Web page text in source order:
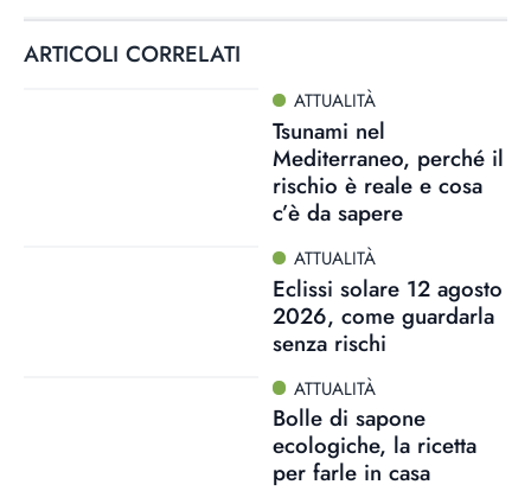
ARTICOLI CORRELATI
ATTUALITÀ
Tsunami nel
Mediterraneo, perché il
rischio è reale e cosa
c’è da sapere
ATTUALITÀ
Eclissi solare 12 agosto
2026, come guardarla
senza rischi
ATTUALITÀ
Bolle di sapone
ecologiche, la ricetta
per farle in casa